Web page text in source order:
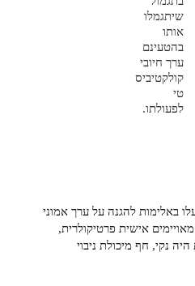
שיתגמלו
אותו
בהטעינם
ערך חיובי
קולקטיביס
טי
לפעולתו.
באלימות להגנה על ערך אמוני
אישית פרטיקולרית,
נקי, חף מיכולת ניבוי